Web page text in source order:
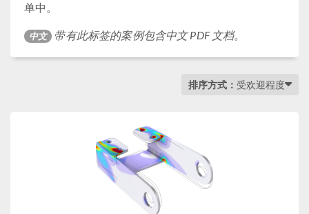
单中。
中文 带有此标签的案例包含中文 PDF 文档。
排序方式： 受欢迎程度